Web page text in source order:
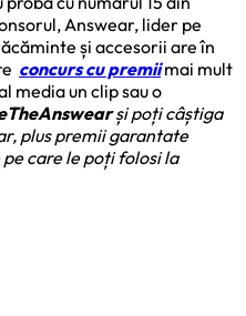
Answear, lider pe
și accesorii are în
concurs cu premiimai mult
media un clip sau o
și poți câștiga
plus premii garantate
care le poți folosi la